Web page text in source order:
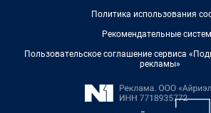
Политика использования
Рекомендательные
Пользовательское соглашение сервиса
рекламы»